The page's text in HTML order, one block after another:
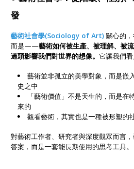
發
藝術社會學(Sociology of Art)關心的
而是——藝術如何被生產、被理解、被
過頭影響我們對世界的想像。它讓我們看
藝術並非孤立的美學對象，而是嵌
史之中
「藝術價值」不是天生的，而是在
來的
觀看藝術，其實也是一種被形塑的
對藝術工作者、研究者與深度觀眾而言
答案，而是一套能長期使用的思考工具。